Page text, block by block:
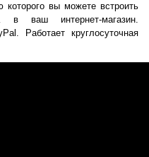
вы можете встроить
в ваш интернет-магазин.
Работает круглосуточная